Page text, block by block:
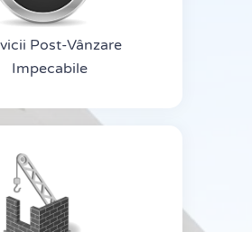
Post-Vânzare
Impecabile